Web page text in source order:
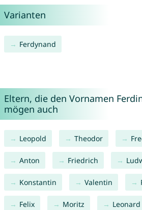
Varianten
Ferdynand
Eltern, die den Vornamen
mögen auch
Leopold Theodor
Anton Friedrich
Konstantin Valentin
Felix Moritz Leonard